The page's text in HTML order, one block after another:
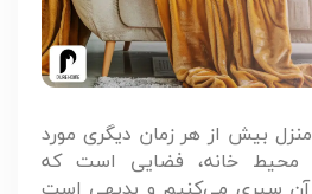
بیش از هر زمان دیگری مورد
محیط خانه، فضایی است که
آن سپری می‌کنیم و بدیهی است